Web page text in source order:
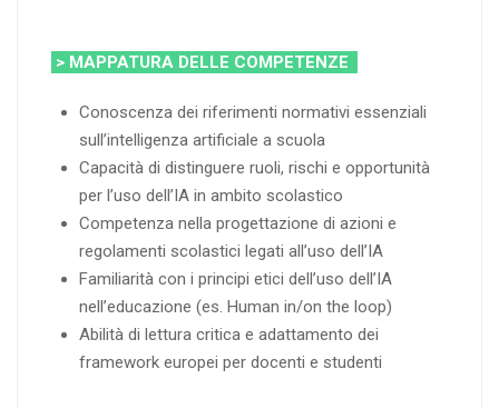
> MAPPATURA DELLE COMPETENZE
Conoscenza dei riferimenti normativi essenziali
sull’intelligenza artificiale a scuola
Capacità di distinguere ruoli, rischi e opportunità
per l’uso dell’IA in ambito scolastico
Competenza nella progettazione di azioni e
regolamenti scolastici legati all’uso dell’IA
Familiarità con i principi etici dell’uso dell’IA
nell’educazione (es. Human in/on the loop)
Abilità di lettura critica e adattamento dei
framework europei per docenti e studenti